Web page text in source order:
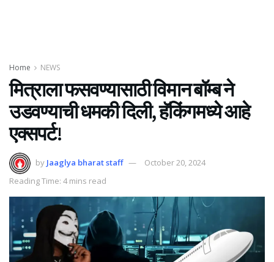
Home NEWS
मित्राला फसवण्यासाठी विमान बॉम्ब ने
उडवण्याची धमकी दिली, हॅकिंगमध्ये आहे
एक्सपर्ट!
by Jaaglya bharat staff
October 20, 2024
Reading Time: 4 mins read